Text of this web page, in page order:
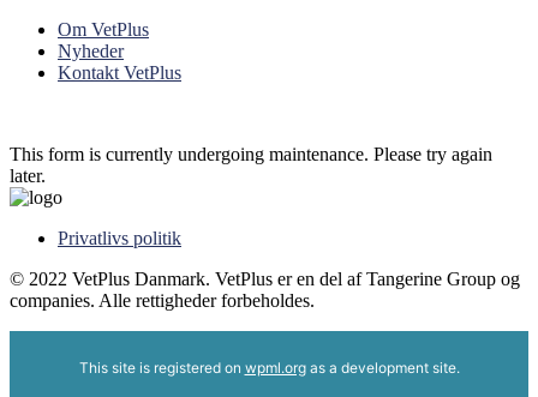
Om VetPlus
Nyheder
Kontakt VetPlus
This form is currently undergoing maintenance. Please try again
later.
Privatlivs politik
© 2022 VetPlus Danmark. VetPlus er en del af Tangerine Group og
companies. Alle rettigheder forbeholdes.
This site is registered on wpml.orgas a development site.